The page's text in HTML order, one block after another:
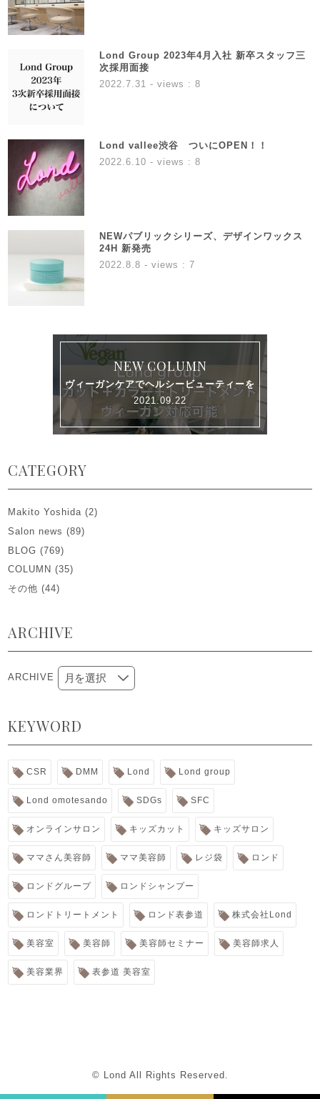
Lond Group 2023年4月入社 新卒スタッフ三
次採用面接
2022.7.31
- views : 8
Lond vallee渋谷 ついにOPEN！！
2022.6.10 - views : 8
NEWパブリックシリーズ、デザインワックス
24H 新発売
2022.8.8 - views : 7
NEW COLUMN
ヴィーガンケアでヘルシービューティーを
2021.09.22
CATEGORY
Makito Yoshida (2)
Salon news (89)
BLOG (769)
COLUMN (35)
その他 (44)
ARCHIVE
ARCHIVE
KEYWORD
CSR DMM Lond Lond group
Lond omotesando SDGs SFC
オンラインサロン キッズカット キッズサロン
ママさん美容師 ママ美容師 レジ袋 ロンド
ロンドグループ ロンドシャンプー
ロンドトリートメント ロンド表参道 株式会社Lond
美容室 美容師 美容師セミナー 美容師求人
美容業界 表参道 美容室
© Lond All Rights Reserved.